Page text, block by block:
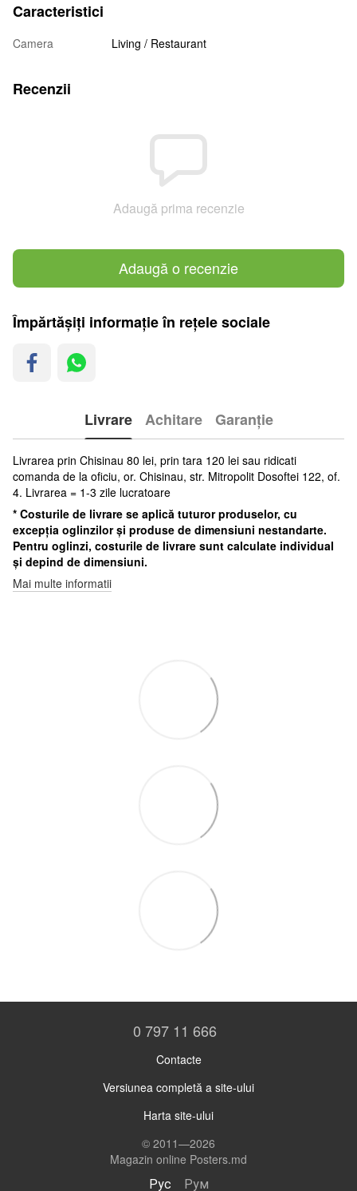
Caracteristici
Camera Living / Restaurant
Recenzii
Adaugă prima recenzie
Adaugă o recenzie
Împărtășiți informație în rețele sociale
Livrare Achitare Garanție
Livrarea prin Chisinau 80 lei, prin tara 120 lei sau ridicati
comanda de la oficiu, or. Chisinau, str. Mitropolit Dosoftei 122, of.
4. Livrarea = 1-3 zile lucratoare
* Costurile de livrare se aplică tuturor produselor, cu
excepția oglinzilor și produse de dimensiuni nestandarte.
Pentru oglinzi, costurile de livrare sunt calculate individual
și depind de dimensiuni.
Mai multe informatii
0 797 11 666
Contacte
Versiunea completă a site-ului
Harta site-ului
© 2011—2026
Magazin online Posters.md
Рус Рум